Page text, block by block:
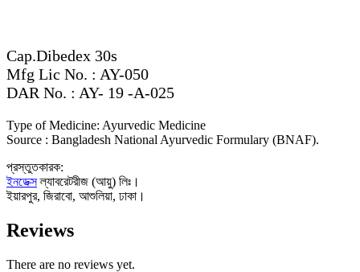
Cap.Dibedex 30s
Mfg Lic No. : AY-050
DAR No. : AY- 19 -A-025
Type of Medicine: Ayurvedic Medicine
Source : Bangladesh National Ayurvedic Formulary (BNAF).
প্রস্তুতকারক:
ইনডেক্সল্যাবরেটরীজ (আয়ু) লিঃ।
ইয়ারপুর, জিরাবো, আশুলিয়া, ঢাকা।
Reviews
There are no reviews yet.